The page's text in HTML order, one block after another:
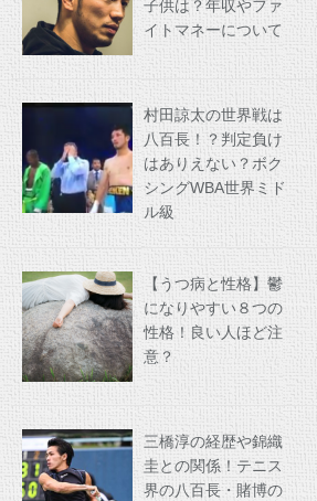
子供は？年収やファ
イトマネーについて
村田諒太の世界戦は
八百長！？判定負け
はありえない？ボク
シングWBA世界ミド
ル級
【うつ病と性格】鬱
になりやすい８つの
性格！良い人ほど注
意？
三橋淳の経歴や錦織
圭との関係！テニス
界の八百長・賭博の